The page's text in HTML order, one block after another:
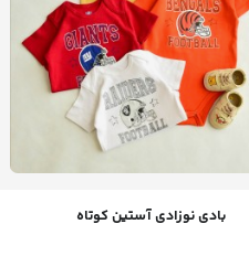
بادی نوزادی آستین کوتاه